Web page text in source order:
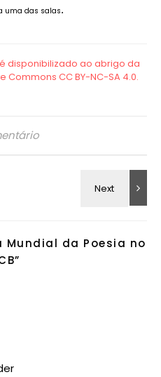
uma das salas.
Mundial da Poesia no
”